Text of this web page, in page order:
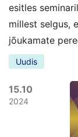
esitles
millest selgus,
jõukamate
Uudis
15.10
2024